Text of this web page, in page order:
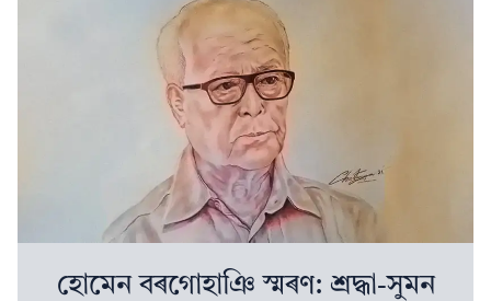
হোমেন বৰগোহাঞি স্মৰণ: শ্ৰদ্ধা-সুমন